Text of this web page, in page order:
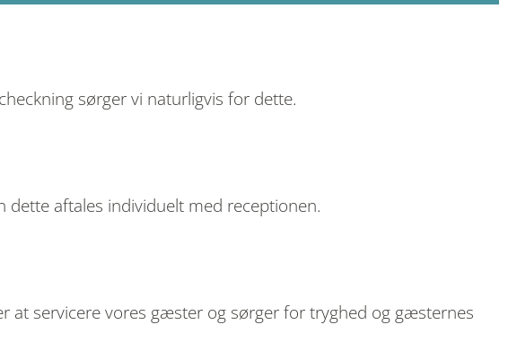
sørger vi naturligvis for dette.
aftales individuelt med receptionen.
at servicere vores gæster og sørger for tryghed og gæsternes